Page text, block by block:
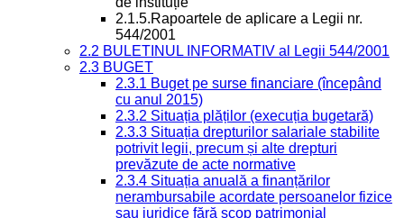
2.1.5.Rapoartele de aplicare a Legii nr.
544/2001
2.2 BULETINUL INFORMATIV al Legii 544/2001
2.3 BUGET
2.3.1 Buget pe surse financiare (începând
cu anul 2015)
2.3.2 Situația plăților (execuția bugetară)
2.3.3 Situația drepturilor salariale stabilite
potrivit legii, precum și alte drepturi
prevăzute de acte normative
2.3.4 Situația anuală a finanțărilor
nerambursabile acordate persoanelor fizice
sau juridice fără scop patrimonial